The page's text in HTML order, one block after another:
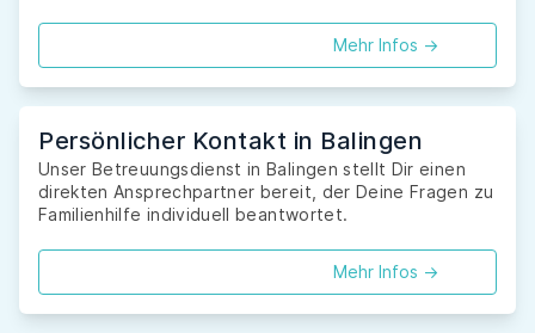
Mehr Infos ->
Persönlicher Kontakt in Balingen
Unser Betreuungsdienst in Balingen stellt Dir einen
direkten Ansprechpartner bereit, der Deine Fragen zu
Familienhilfe individuell beantwortet.
Mehr Infos ->